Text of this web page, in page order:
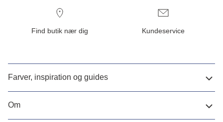
Find butik nær dig Kundeservice
Farver, inspiration og guides
Om